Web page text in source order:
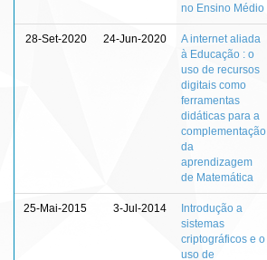
no Ensino Médio
28-Set-2020 24-Jun-2020
A internet aliada
à Educação : o
uso de recursos
digitais como
ferramentas
didáticas para a
complementação
da
aprendizagem
de Matemática
25-Mai-2015 3-Jul-2014
Introdução a
sistemas
criptográficos e o
uso de